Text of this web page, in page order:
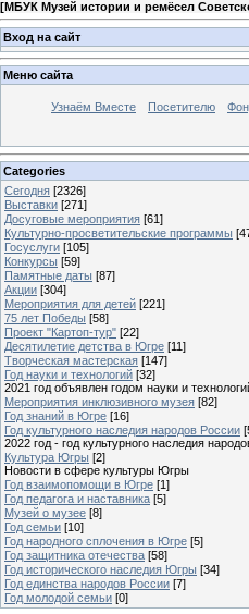
[МБУК Музей истории и ремёсел
Вход на сайт
Меню сайта
Узнаём Вместе Посетителю
Categories
Сегодня [2326]
Выставки [271]
Досуговые мероприятия [61]
Культурно-просветительские программы
Госуслуги [105]
Конкурсы [59]
Памятные даты [87]
Акции [304]
Мероприятия для детей [221]
75 лет Победы [58]
Проект "Картоп-тур" [22]
Десятилетие детства в Югре [11]
Творческая мастерская [147]
Год науки и технологий [32]
2021 год объявлен годом науки и
Мероприятия инклюзивного музея [82]
Год знаний в Югре [16]
Год культурного наследия народов России
2022 год - год культурного наследия
Культура Югры [2]
Новости в сфере культуры Югры
Год взаимопомощи в Югре [1]
Год педагога и наставника [5]
Музей о музее [8]
Год семьи [10]
Год народного сплочения в Югре [5]
Год защитника отечества [58]
Год исторического наследия Югры [34]
Год единства народов России [7]
Год молодой семьи [0]